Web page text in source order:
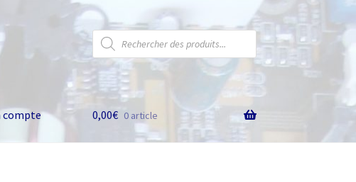
Recherche
de
produits
compte 0,00€ 0 article